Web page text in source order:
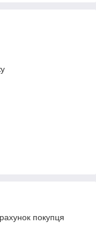
покупця